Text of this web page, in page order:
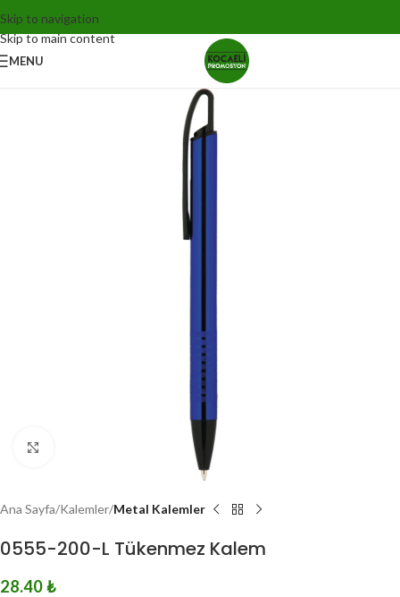
Skip to navigation
Skip to main content
MENU
Ana Sayfa Kalemler Metal Kalemler
0555-200-L Tükenmez Kalem
28.40₺